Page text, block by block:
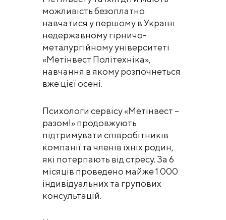
можливість безоплатно
навчатися у першому в Україні
недержавному гірничо-
металургійному університеті
«Метінвест Політехніка»,
навчання в якому розпочнеться
вже цієї осені.
Психологи сервісу «Метінвест –
разом!» продовжують
підтримувати співробітників
компанії та членів їхніх родин,
які потерпають від стресу. За 6
місяців проведено майже 1 000
індивідуальних та групових
консультацій.